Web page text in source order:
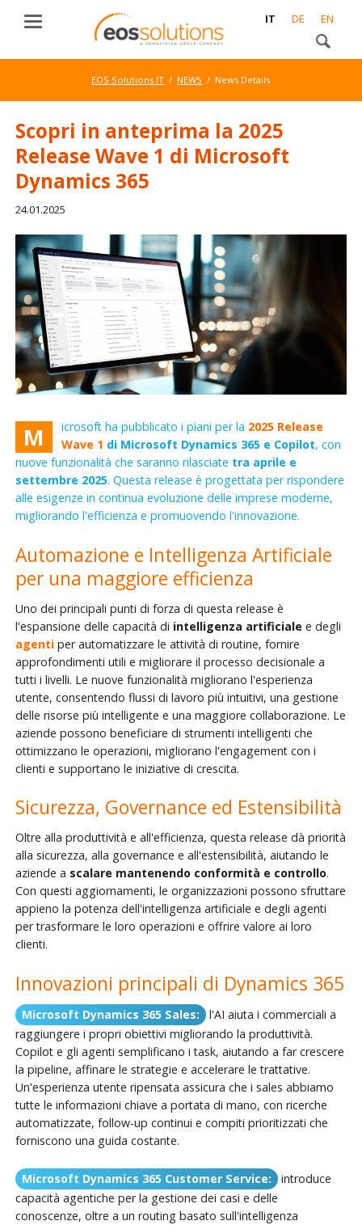
IT DE EN
EOS Solutions IT NEWS News Details
Scopri in anteprima la 2025
Release Wave 1 di Microsoft
Dynamics 365
24.01.2025
M icrosoft ha pubblicato i piani per la 2025 Release
Wave 1 di Microsoft Dynamics 365 e Copilot, con
nuove funzionalità che saranno rilasciate tra aprile e
settembre 2025. Questa release è progettata per rispondere
alle esigenze in continua evoluzione delle imprese moderne,
migliorando l'efficienza e promuovendo l'innovazione.
Automazione e Intelligenza Artificiale
per una maggiore efficienza
Uno dei principali punti di forza di questa release è
l'espansione delle capacità di intelligenza artificiale e degli
agentiper automatizzare le attività di routine, fornire
approfondimenti utili e migliorare il processo decisionale a
tutti i livelli. Le nuove funzionalità migliorano l'esperienza
utente, consentendo flussi di lavoro più intuitivi, una gestione
delle risorse più intelligente e una maggiore collaborazione. Le
aziende possono beneficiare di strumenti intelligenti che
ottimizzano le operazioni, migliorano l'engagement con i
clienti e supportano le iniziative di crescita.
Sicurezza, Governance ed Estensibilità
Oltre alla produttività e all'efficienza, questa release dà priorità
alla sicurezza, alla governance e all'estensibilità, aiutando le
aziende a scalare mantenendo conformità e controllo.
Con questi aggiornamenti, le organizzazioni possono sfruttare
appieno la potenza dell'intelligenza artificiale e degli agenti
per trasformare le loro operazioni e offrire valore ai loro
clienti.
Innovazioni principali di Dynamics 365
Microsoft Dynamics 365 Sales: l'AI aiuta i commerciali a
raggiungere i propri obiettivi migliorando la produttività.
Copilot e gli agenti semplificano i task, aiutando a far crescere
la pipeline, affinare le strategie e accelerare le trattative.
Un'esperienza utente ripensata assicura che i sales abbiamo
tutte le informazioni chiave a portata di mano, con ricerche
automatizzate, follow-up continui e compiti prioritizzati che
forniscono una guida costante.
Microsoft Dynamics 365 Customer Service: introduce
capacità agentiche per la gestione dei casi e delle
conoscenze, oltre a un routing basato sull'intelligenza